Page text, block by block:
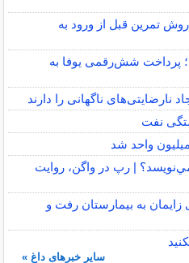
تمرین قبل از ورود به
پرداخت شش‌رقمی یوفا به
نارضایتی‌های ناگهانی را دارند
| رپ در واگن، روايت
زایمان به بیمارستان رفت و
سایر خبرهای داغ »